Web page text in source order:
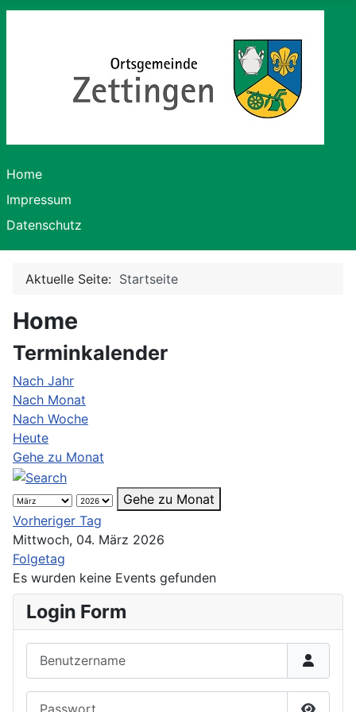
Home
Impressum
Datenschutz
Aktuelle Seite: Startseite
Home
Terminkalender
Nach Jahr
Nach Monat
Nach Woche
Heute
Gehe zu Monat
Gehe zu Monat
Vorheriger Tag
Mittwoch, 04. März 2026
Folgetag
Es wurden keine Events gefunden
Login Form